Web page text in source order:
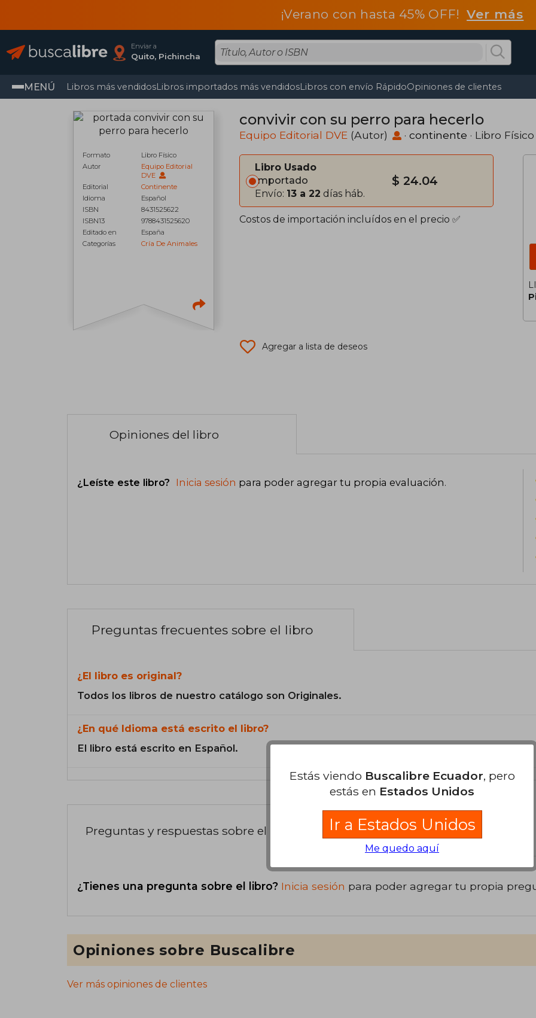
¡Verano con hasta 45% OFF!Ver más
Enviar a
Quito, Pichincha
MENÚ Libros más vendidosLibros importados más vendidosLibros con envío RápidoOpiniones de clientes
Formato
Libro Físico
Autor
Equipo Editorial
DVE
Editorial
Continente
Idioma
Español
ISBN
8431525622
ISBN13
9788431525620
Editado en
España
Categorías
Cría De Animales
convivir con su perro para hecerlo
Equipo Editorial DVE (Autor) · continente · Libro Físico
Libro Usado
Importado
Envío: 13 a 22 días háb.
$ 24.04
Costos de importación incluídos en el precio ✅
Agregar a lista de deseos
Opiniones del libro
¿Leíste este libro? Inicia sesión para poder agregar tu propia evaluación.
Preguntas frecuentes sobre el libro
¿El libro es original?
Todos los libros de nuestro catálogo son Originales.
¿En qué Idioma está escrito el libro?
El libro está escrito en Español.
Preguntas y respuestas sobre el libro
¿Tienes una pregunta sobre el libro? Inicia sesión para poder agregar tu propia
Opiniones sobre Buscalibre
Ver más opiniones de clientes
Estás viendo Buscalibre Ecuador, pero
estás en Estados Unidos
Ir a Estados Unidos
Me quedo aquí